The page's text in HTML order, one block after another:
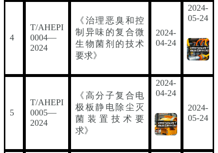
4
T/AHEPI
0004—
2024
《治理恶臭和控
制异味的复合微
生物菌剂的技术
要求》
2024-
04-24
2024-
05-24
5
T/AHEPI
0005—
2024
《高分子复合电
极板静电除尘灭
菌装置技术要
求》
2024-
04-24
2024-
05-24